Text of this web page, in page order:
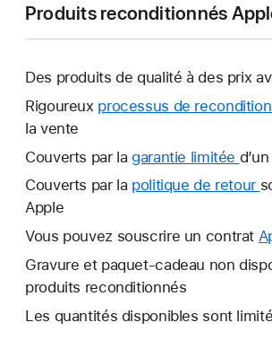
Produits reconditionnés
Des produits de qualité à des prix
Rigoureux processus de
la vente
Couverts par la garantie limitée Une
Couverts par la politique de retour
Apple
Vous pouvez souscrire un contrat
Gravure et paquet-cadeau non
produits reconditionnés
Les quantités disponibles sont